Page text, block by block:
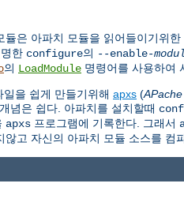
듈은 아파치 모듈을 읽어들이기위
한 configure의 --enable-
의 LoadModule 명령어를 사용하여
을 쉽게 만들기위해 apxs (
념은 쉽다. 아파치를 설치할때
apxs 프로그램에 기록한다. 그래서
고 자신의 아파치 모듈 소스를 컴